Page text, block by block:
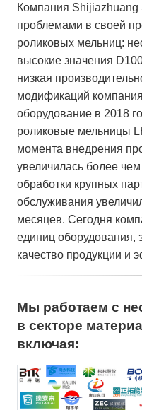
Компания Shijiazhuang
проблемами в своей
роликовых мельниц:
высокие значения
низкая
модификаций
оборудование в 2018
роликовые мельницы
момента внедрения
увеличилась более
обработки крупных
обслуживания
месяцев. Сегодня
единиц оборудования,
качество продукции и
Мы работаем с
в секторе
включая: